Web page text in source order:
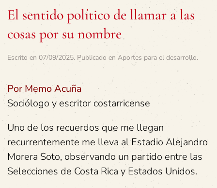
El sentido político de llamar a las
cosas por su nombre
Escrito en 07/09/2025. Publicado en Aportes para el desarrollo.
Por Memo Acuña
Sociólogo y escritor costarricense
Uno de los recuerdos que me llegan
recurrentemente me lleva al Estadio Alejandro
Morera Soto, observando un partido entre las
Selecciones de Costa Rica y Estados Unidos.